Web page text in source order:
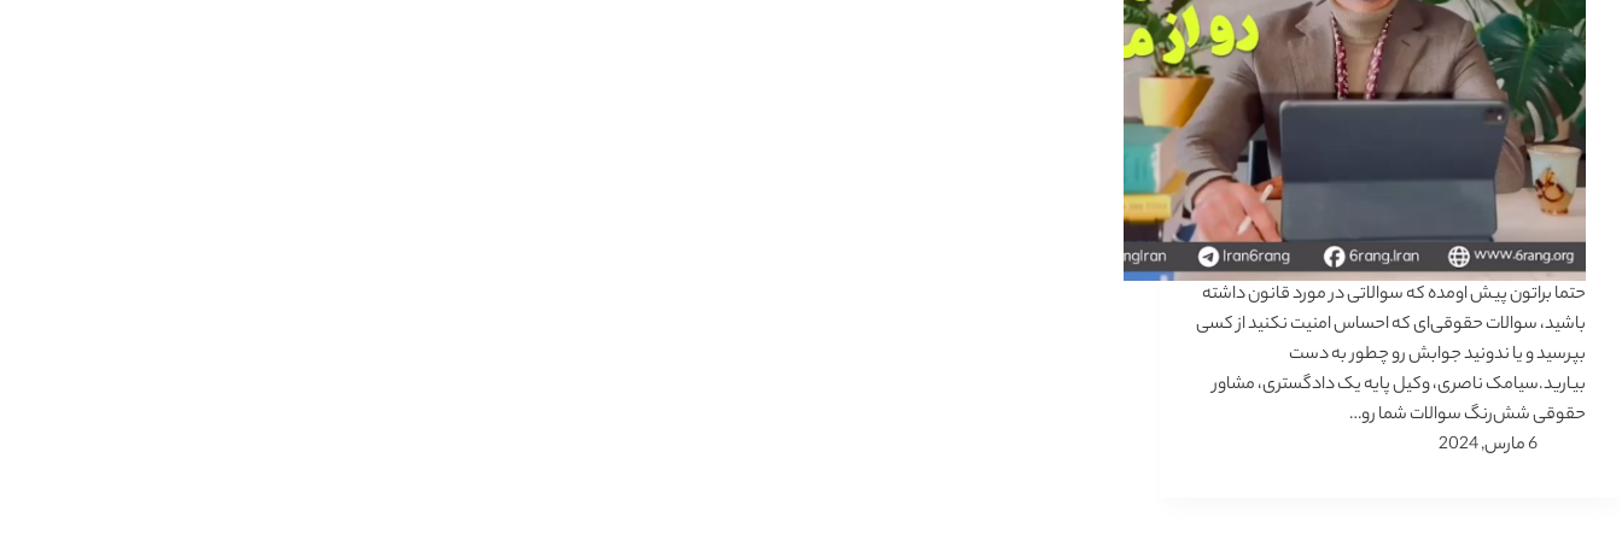
حتما براتون پیش اومده که سوالاتی در مورد قانون داشته
باشید، سوالات حقوقی‌ای که احساس امنیت نکنید از کسی
بپرسید و یا ندونید جوابش رو چطور به دست
بیارید.سیامک ناصری، وکیل پایه یک دادگستری، مشاور
حقوقی شش‌رنگ سوالات شما رو…
6 مارس, 2024